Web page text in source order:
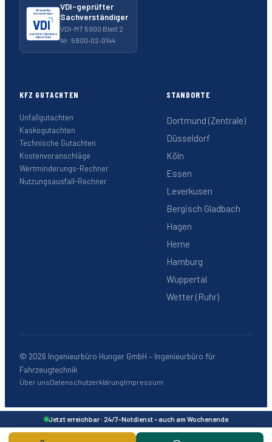
VDI-geprüfter
Sachverständiger
VDI-MT 5900 Blatt 2 ·
Nr. 5900‑02‑0144
KFZ GUTACHTEN
Unfallgutachten
Kaskogutachten
Technische Gutachten
Kostenvoranschläge
Wertminderungs-Rechner
Nutzungsausfall-Rechner
STANDORTE
Dortmund (Zentrale)
Düsseldorf
Köln
Essen
Leverkusen
Bergisch Gladbach
Hagen
Herne
Hamburg
Wuppertal
Wetter (Ruhr)
© 2026 Ingenieurbüro Hunger GmbH – Ingenieurbüro für
Fahrzeugtechnik
Über unsDatenschutzerklärungImpressum
Jetzt erreichbar · 24/7-Notdienst – auch am Wochenende